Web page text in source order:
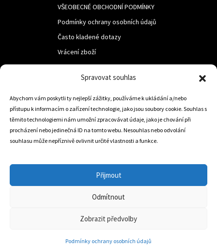
Spravovat souhlas
Abychom vám poskytli ty nejlepší zážitky, používáme k ukládání a/nebo
přístupu k informacím o zařízení technologie, jako jsou soubory cookie. Souhlas s
těmito technologiemi nám umožní zpracovávat údaje, jako je chování při
procházení nebo jedinečná ID na tomto webu. Nesouhlas nebo odvolání
souhlasu může nepříznivě ovlivnit určité vlastnosti a funkce.
Přijmout
Odmítnout
Zobrazit předvolby
Podmínky ochrany osobních údajů
VŠEOBECNÉ OBCHODNÍ PODMÍNKY
Podmínky ochrany osobních údajů
Často kladené dotazy
Vrácení zboží
LUF s.r.o.
Nám. M.R.Štefanika 518,
Trstená 02801
info@dojezdovakola.com